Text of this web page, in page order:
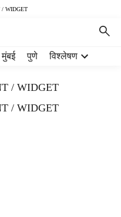
/ WIDGET
मुंबई पुणे विश्लेषण
/ WIDGET
/ WIDGET